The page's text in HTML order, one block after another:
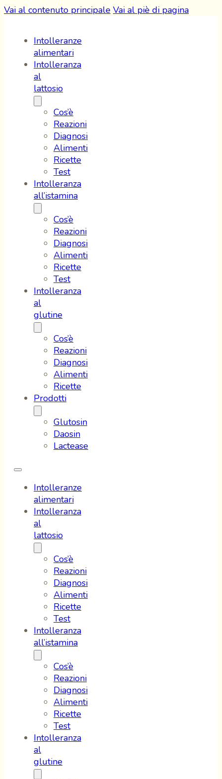
Vai al contenuto principale Vai al piè di pagina
Intolleranze
alimentari
Intolleranza
al
lattosio
Cos’è
Reazioni
Diagnosi
Alimenti
Ricette
Test
Intolleranza
all’istamina
Cos’è
Reazioni
Diagnosi
Alimenti
Ricette
Test
Intolleranza
al
glutine
Cos’è
Reazioni
Diagnosi
Alimenti
Ricette
Prodotti
Glutosin
Daosin
Lactease
Intolleranze
alimentari
Intolleranza
al
lattosio
Cos’è
Reazioni
Diagnosi
Alimenti
Ricette
Test
Intolleranza
all’istamina
Cos’è
Reazioni
Diagnosi
Alimenti
Ricette
Test
Intolleranza
al
glutine